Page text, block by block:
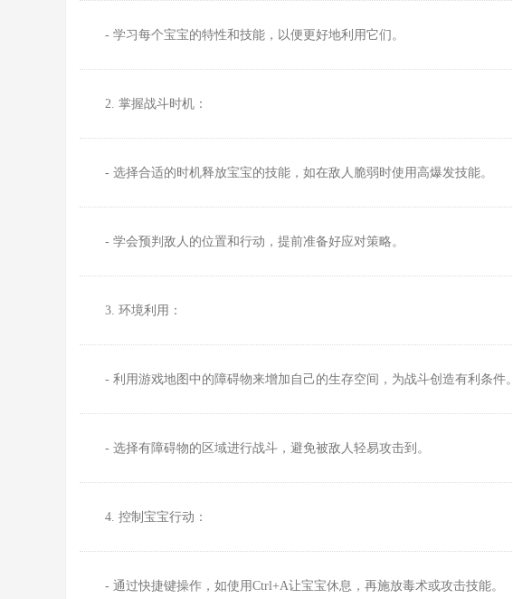
- 学习每个宝宝的特性和技能，以便更好地利用它们。
2. 掌握战斗时机：
- 选择合适的时机释放宝宝的技能，如在敌人脆弱时使用高爆发技能。
- 学会预判敌人的位置和行动，提前准备好应对策略。
3. 环境利用：
- 利用游戏地图中的障碍物来增加自己的生存空间，为战斗创造有利条件。
- 选择有障碍物的区域进行战斗，避免被敌人轻易攻击到。
4. 控制宝宝行动：
- 通过快捷键操作，如使用Ctrl+A让宝宝休息，再施放毒术或攻击技能。